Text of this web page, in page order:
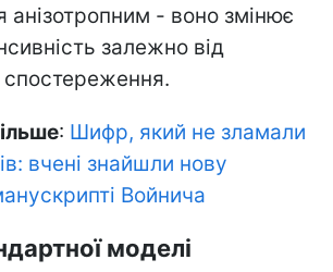
анізотропним - воно змінює
залежно від
: Шифр, який не зламали
вчені знайшли нову
Войнича
моделі